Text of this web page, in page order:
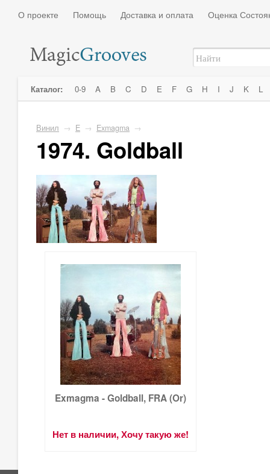
О проекте Помощь Доставка и оплата Оценка
Каталог: 0-9 A B C D E F G H I J K L
Винил → E → Exmagma →
1974. Goldball
Exmagma - Goldball, FRA (Or)
Нет в наличии, Хочу такую же!